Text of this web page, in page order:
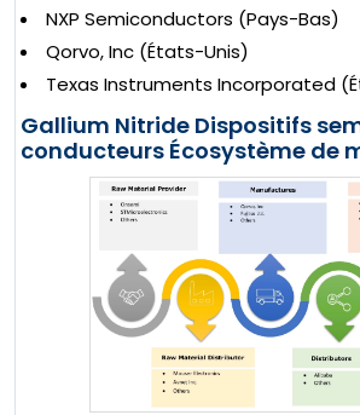
NXP Semiconductors (Pays-Bas)
Qorvo, Inc (États-Unis)
Texas Instruments Incorporated
Gallium Nitride Dispositifs
conducteurs Écosystème de